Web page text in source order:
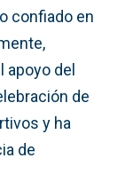
confiado en
apoyo del
de
y ha
de